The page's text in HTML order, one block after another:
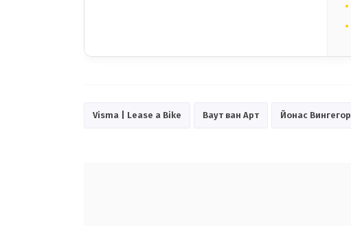
Visma | Lease a Bike Ваут ван Арт Йонас Вингегор